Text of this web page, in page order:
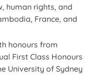
human rights, and
France, and
honours from
First Class Honours
University of Sydney